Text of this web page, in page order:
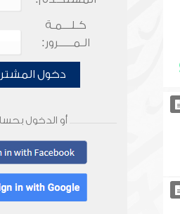
كـلـــمـة
الـمـــــرور:
دخول
أو الدخول